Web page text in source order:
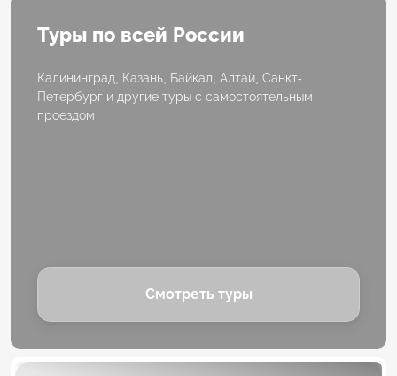
Туры по всей России
Калининград, Казань, Байкал, Алтай, Санкт-
Петербург и другие туры с самостоятельным
проездом
Смотреть туры